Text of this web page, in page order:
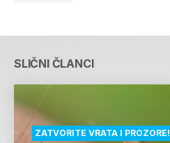
SLIČNI ČLANCI
ZATVORITE VRATA I PROZORE!